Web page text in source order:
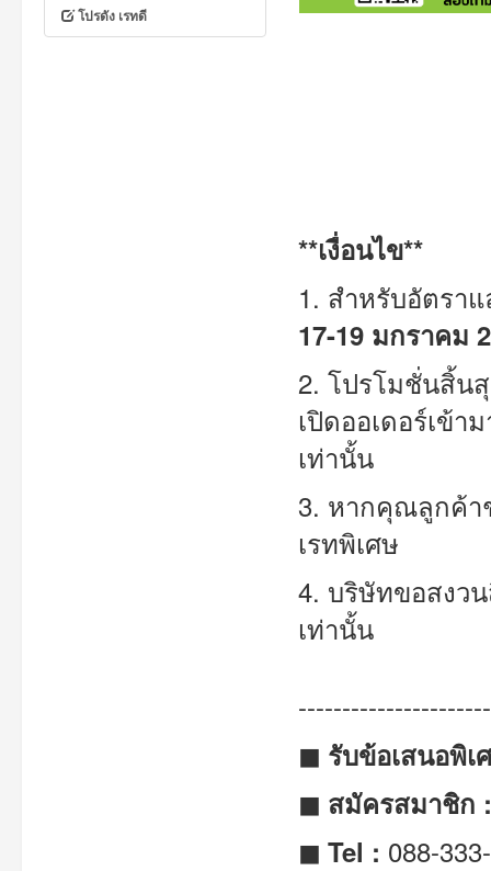
โปรดัง เรทดี
**เงื่อนไข**
1. สำหรับอัตรา
17-19 มกราคม
2. โปรโมชั่นสิ้น
เปิดออเดอร์เข้า
เท่านั้น
3. หากคุณลูกค้า
เรทพิเศษ
4. บริษัทขอสงว
เท่านั้น
◼ รับข้อเสนอพิ
◼ สมัครสมาชิก
◼ Tel : 088-